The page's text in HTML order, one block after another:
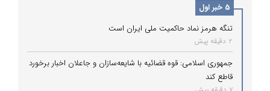
5 خبر اول
تنگه هرمز نماد حاکمیت ملی ایران است
2 دقیقه پیش
جمهوری اسلامی: قوه قضائیه با شایعه‌سازان و جاعلان اخبار برخورد
قاطع کند